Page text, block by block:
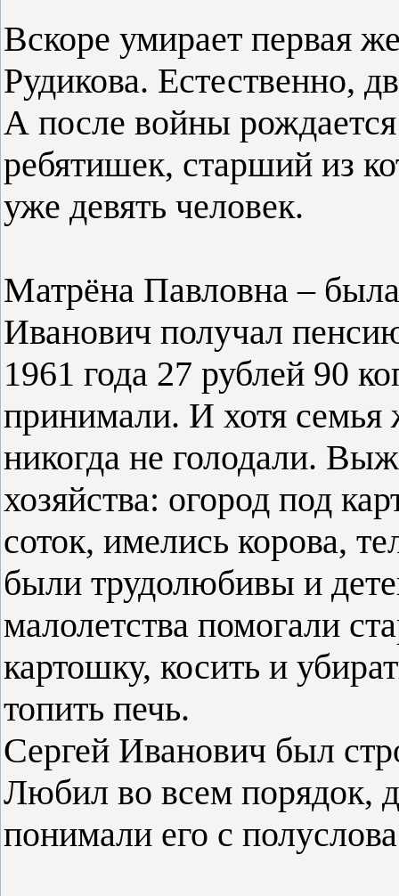
Вскоре умирает первая
Рудикова. Естественно,
А после войны
ребятишек, старший из
уже девять человек.
Матрёна Павловна –
Иванович получал
1961 года 27 рублей 90
принимали. И хотя семья
никогда не голодали.
хозяйства: огород под
соток, имелись корова,
были трудолюбивы и
малолетства помогали
картошку, косить и
топить печь.
Сергей Иванович был
Любил во всем порядок,
понимали его с